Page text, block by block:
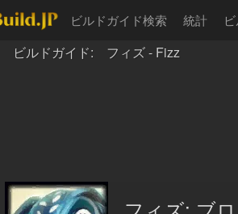
ビルドガイド検索 統計
ビルドガイド: フィズ - Fizz